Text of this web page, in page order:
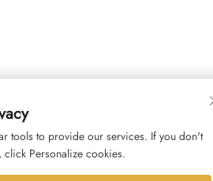
tools to provide our services. If you don't
Personalize cookies.